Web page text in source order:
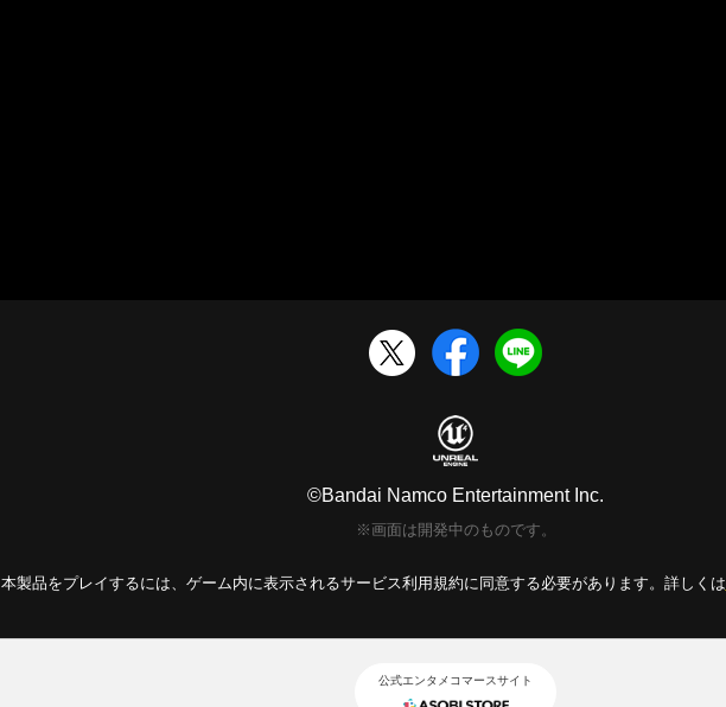
©Bandai Namco Entertainment Inc.
※画面は開発中のものです。
本製品をプレイするには、ゲーム内に表示されるサービス利用規約に同意する必要があります。詳しくは
公式エンタメコマースサイト